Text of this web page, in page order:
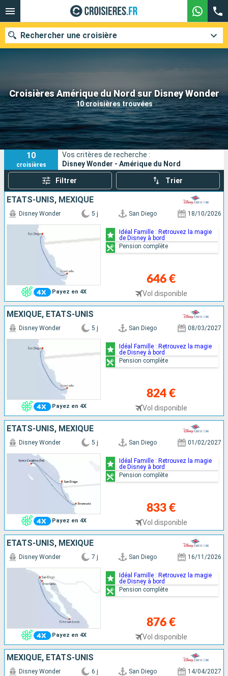
Croisières Amérique du Nord sur Disney Wonder
10 croisières trouvées
Rechercher une croisière
Nos destinations
Mois de départ
Ports Compagnies
Rechercher
10
croisières
Vos critères de recherche :
Disney Wonder - Amérique du Nord
Filtrer Trier
ÉTATS-UNIS, MEXIQUE
Payez en 4X
Disney Wonder 5 j San Diego 18/10/2026
646 €
Vol disponible
Idéal Famille : Retrouvez la magie
de Disney à bord
Pension complète
MEXIQUE, ÉTATS-UNIS
Payez en 4X
Disney Wonder 5 j San Diego 08/03/2027
824 €
Vol disponible
Idéal Famille : Retrouvez la magie
de Disney à bord
Pension complète
ÉTATS-UNIS, MEXIQUE
Payez en 4X
Disney Wonder 5 j San Diego 01/02/2027
833 €
Vol disponible
Idéal Famille : Retrouvez la magie
de Disney à bord
Pension complète
ÉTATS-UNIS, MEXIQUE
Payez en 4X
Disney Wonder 7 j San Diego 16/11/2026
876 €
Vol disponible
Idéal Famille : Retrouvez la magie
de Disney à bord
Pension complète
MEXIQUE, ÉTATS-UNIS
Disney Wonder 6 j San Diego 14/04/2027